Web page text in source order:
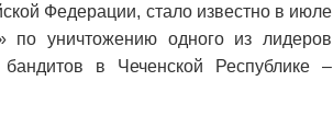
Федерации, стало известно в июле
по уничтожению одного из лидеров
бандитов в Чеченской Республике –